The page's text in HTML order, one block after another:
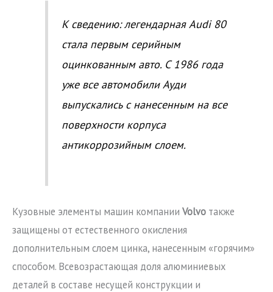
К сведению: легендарная Audi 80
стала первым серийным
оцинкованным авто. С 1986 года
уже все автомобили Ауди
выпускались с нанесенным на все
поверхности корпуса
антикоррозийным слоем.
Кузовные элементы машин компании Volvo также
защищены от естественного окисления
дополнительным слоем цинка, нанесенным «горячим»
способом. Всевозрастающая доля алюминиевых
деталей в составе несущей конструкции и